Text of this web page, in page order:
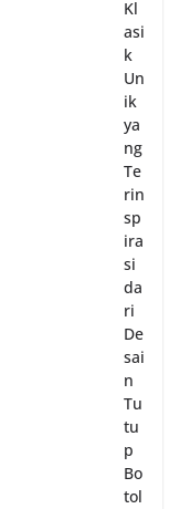
Kl
asi
k
Un
ik
ya
ng
Te
rin
sp
ira
si
da
ri
De
sai
n
Tu
tu
p
Bo
tol